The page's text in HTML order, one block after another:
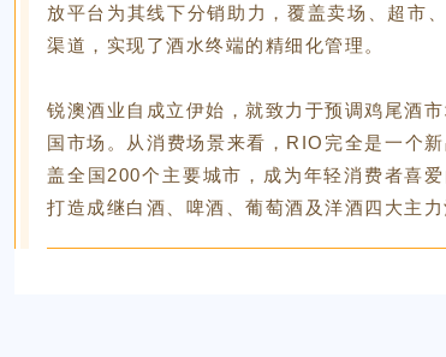
放平台为其线下分销助力，覆盖卖场、超市
渠道，实现了酒水终端的精细化管理。
锐澳酒业自成立伊始，就致力于预调鸡尾酒
国市场。从消费场景来看，RIO完全是一个
盖全国200个主要城市，成为年轻消费者喜
打造成继白酒、啤酒、葡萄酒及洋酒四大主力